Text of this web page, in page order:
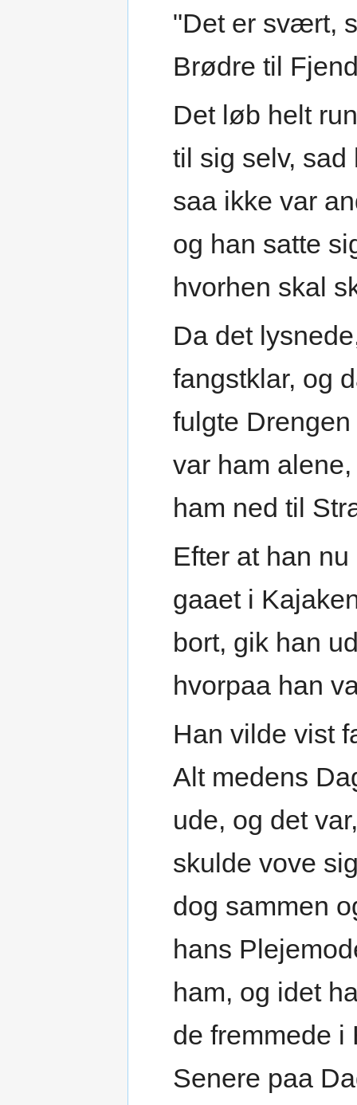
"Det er svært,
Brødre til
Det løb helt
til sig selv,
saa ikke var
og han satte
hvorhen skal
Da det
fangstklar, og
fulgte
var ham
ham ned til
Efter at han
gaaet i
bort, gik han
hvorpaa han
Han vilde vist
Alt medens
ude, og det
skulde vove
dog sammen
hans
ham, og idet
de fremmede i
Senere paa